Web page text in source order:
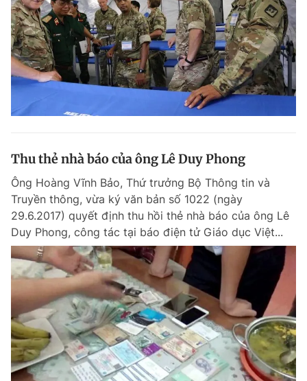
Thu thẻ nhà báo của ông Lê Duy Phong
Ông Hoàng Vĩnh Bảo, Thứ trưởng Bộ Thông tin và
Truyền thông, vừa ký văn bản số 1022 (ngày
29.6.2017) quyết định thu hồi thẻ nhà báo của ông Lê
Duy Phong, công tác tại báo điện tử Giáo dục Việt...